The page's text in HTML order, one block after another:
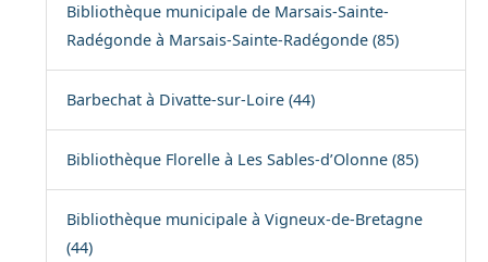
Bibliothèque municipale de Marsais-Sainte-
Radégonde à Marsais-Sainte-Radégonde (85)
Barbechat à Divatte-sur-Loire (44)
Bibliothèque Florelle à Les Sables-d’Olonne (85)
Bibliothèque municipale à Vigneux-de-Bretagne
(44)